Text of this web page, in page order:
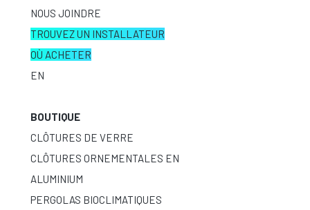
NOUS JOINDRE
TROUVEZ UN INSTALLATEUR
OÙ ACHETER
EN
BOUTIQUE
CLÔTURES DE VERRE
CLÔTURES ORNEMENTALES EN
ALUMINIUM
PERGOLAS BIOCLIMATIQUES